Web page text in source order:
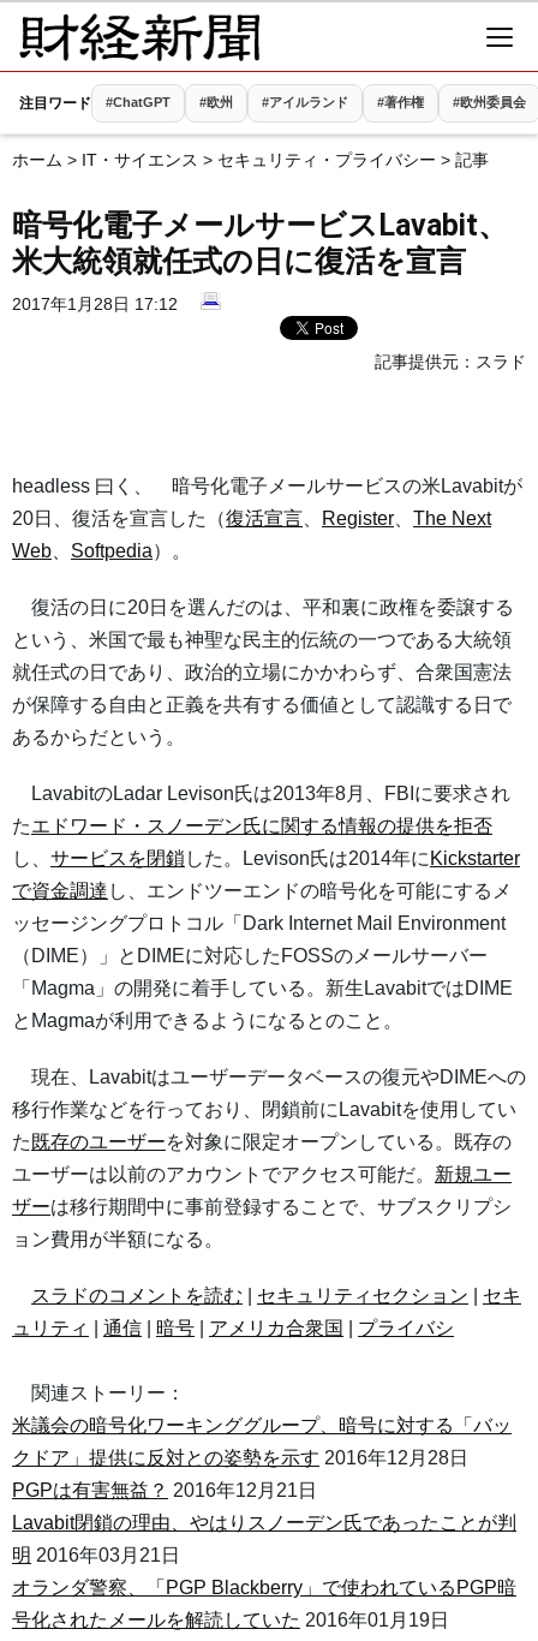
注目ワード #ChatGPT #欧州 #アイルランド #著作権 #欧州委員会
ホーム > IT・サイエンス > セキュリティ・プライバシー > 記事
暗号化電子メールサービスLavabit、
米大統領就任式の日に復活を宣言
2017年1月28日 17:12
記事提供元： スラド
headless 曰く、 暗号化電子メールサービスの米Lavabitが
20日、復活を宣言した（復活宣言 Register
The Next
Web
Softpedia）。
復活の日に20日を選んだのは、平和裏に政権を委譲する
という、米国で最も神聖な民主的伝統の一つである大統領
就任式の日であり、政治的立場にかかわらず、合衆国憲法
が保障する自由と正義を共有する価値として認識する日で
あるからだという。
LavabitのLadar Levison氏は2013年8月、FBIに要求され
たエドワード・スノーデン氏に関する情報の提供を拒否
し、 サービスを閉鎖 した。Levison氏は2014年に Kickstarter
で資金調達 し、エンドツーエンドの暗号化を可能にするメ
ッセージングプロトコル「Dark Internet Mail Environment
（DIME）」とDIMEに対応したFOSSのメールサーバー
「Magma」の開発に着手している。新生LavabitではDIME
とMagmaが利用できるようになるとのこと。
現在、Lavabitはユーザーデータベースの復元やDIMEへの
移行作業などを行っており、閉鎖前にLavabitを使用してい
た 既存のユーザーを対象に限定オープンしている。既存の
ユーザーは以前のアカウントでアクセス可能だ。 新規ユー
ザーは移行期間中に事前登録することで、サブスクリプシ
ョン費用が半額になる。
スラドのコメントを読む セキュリティセクション
セキ
ュリティ
通信 暗号 アメリカ合衆国 プライバシ
関連ストーリー：
米議会の暗号化ワーキンググループ、暗号に対する「バッ
クドア」提供に反対との姿勢を示す 2016年12月28日
PGPは有害無益？ 2016年12月21日
Lavabit閉鎖の理由、やはりスノーデン氏であったことが判
明 2016年03月21日
オランダ警察、「PGP Blackberry」で使われているPGP暗
号化されたメールを解読していた 2016年01月19日